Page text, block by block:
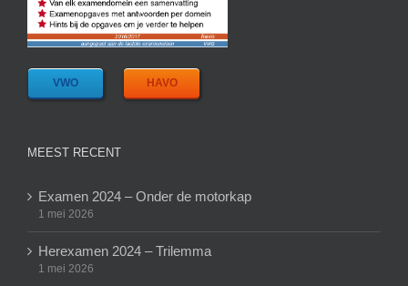
VWO HAVO
MEEST RECENT
Examen 2024 – Onder de motorkap
1 mei 2026
Herexamen 2024 – Trilemma
1 mei 2026